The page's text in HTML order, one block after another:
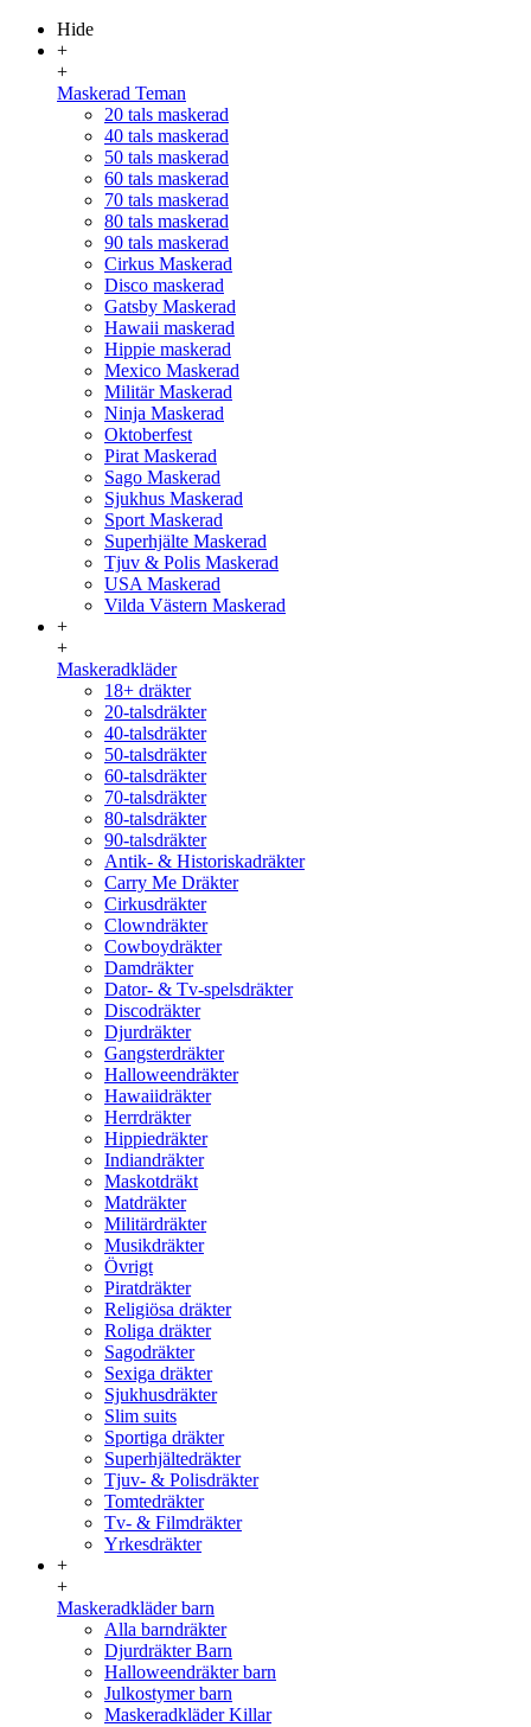
Hide
+
+
Maskerad Teman
20 tals maskerad
40 tals maskerad
50 tals maskerad
60 tals maskerad
70 tals maskerad
80 tals maskerad
90 tals maskerad
Cirkus Maskerad
Disco maskerad
Gatsby Maskerad
Hawaii maskerad
Hippie maskerad
Mexico Maskerad
Militär Maskerad
Ninja Maskerad
Oktoberfest
Pirat Maskerad
Sago Maskerad
Sjukhus Maskerad
Sport Maskerad
Superhjälte Maskerad
Tjuv & Polis Maskerad
USA Maskerad
Vilda Västern Maskerad
+
+
Maskeradkläder
18+ dräkter
20-talsdräkter
40-talsdräkter
50-talsdräkter
60-talsdräkter
70-talsdräkter
80-talsdräkter
90-talsdräkter
Antik- & Historiskadräkter
Carry Me Dräkter
Cirkusdräkter
Clowndräkter
Cowboydräkter
Damdräkter
Dator- & Tv-spelsdräkter
Discodräkter
Djurdräkter
Gangsterdräkter
Halloweendräkter
Hawaiidräkter
Herrdräkter
Hippiedräkter
Indiandräkter
Maskotdräkt
Matdräkter
Militärdräkter
Musikdräkter
Övrigt
Piratdräkter
Religiösa dräkter
Roliga dräkter
Sagodräkter
Sexiga dräkter
Sjukhusdräkter
Slim suits
Sportiga dräkter
Superhjältedräkter
Tjuv- & Polisdräkter
Tomtedräkter
Tv- & Filmdräkter
Yrkesdräkter
+
+
Maskeradkläder barn
Alla barndräkter
Djurdräkter Barn
Halloweendräkter barn
Julkostymer barn
Maskeradkläder Killar